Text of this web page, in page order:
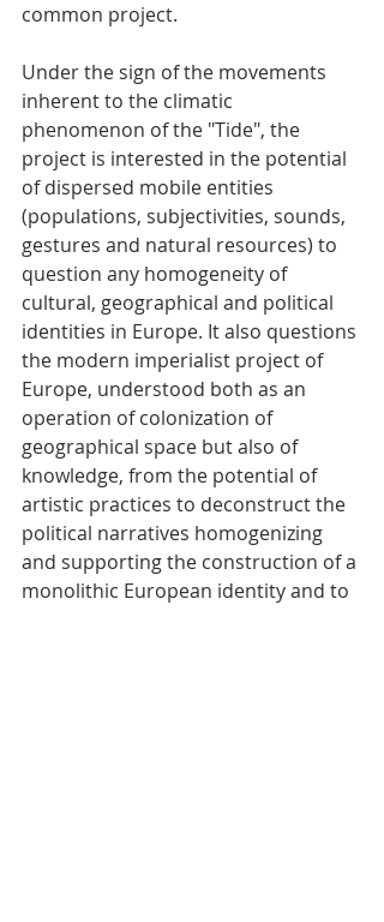
common project.
Under the sign of the movements
inherent to the climatic
phenomenon of the "Tide", the
project is interested in the potential
of dispersed mobile entities
(populations, subjectivities, sounds,
gestures and natural resources) to
question any homogeneity of
cultural, geographical and political
identities in Europe. It also questions
the modern imperialist project of
Europe, understood both as an
operation of colonization of
geographical space but also of
knowledge, from the potential of
artistic practices to deconstruct the
political narratives homogenizing
and supporting the construction of a
monolithic European identity and to